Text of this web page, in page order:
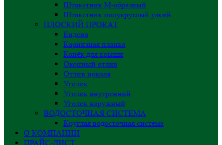
Штакетник М-образный
Штакетник полукруглый узкий
ПЛОСКИЙ ПРОКАТ
Ендова
Карнизная планка
Конёк для крыши
Оконный отлив
Отлив цоколя
Уголок
Уголок внутренний
Уголок наружный
ВОДОСТОЧНАЯ СИСТЕМА
Круглая водосточная система
О КОМПАНИИ
ПРАЙС-ЛИСТ